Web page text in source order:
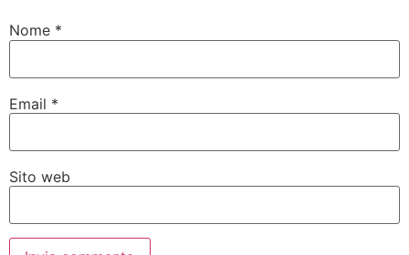
Nome *
Email *
Sito web